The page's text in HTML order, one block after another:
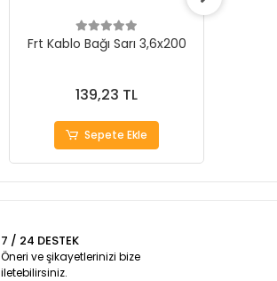
Frt Kablo Bağı Sarı 3,6x200
139,23 TL
Sepete Ekle
7 / 24 DESTEK
Öneri ve şikayetlerinizi bize
iletebilirsiniz.